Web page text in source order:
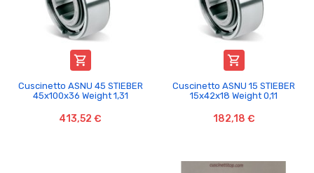

Cuscinetto ASNU 45 STIEBER
45x100x36 Weight 1,31
413,52 €

Cuscinetto ASNU 15 STIEBER
15x42x18 Weight 0,11
182,18 €